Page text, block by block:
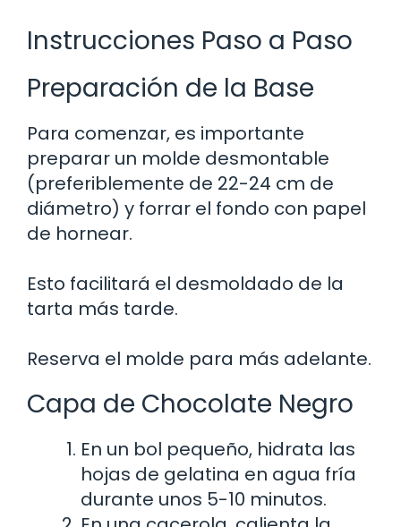
Instrucciones Paso a Paso
Preparación de la Base
Para comenzar, es importante
preparar un molde desmontable
(preferiblemente de 22-24 cm de
diámetro) y forrar el fondo con papel
de hornear.
Esto facilitará el desmoldado de la
tarta más tarde.
Reserva el molde para más adelante.
Capa de Chocolate Negro
En un bol pequeño, hidrata las
hojas de gelatina en agua fría
durante unos 5-10 minutos.